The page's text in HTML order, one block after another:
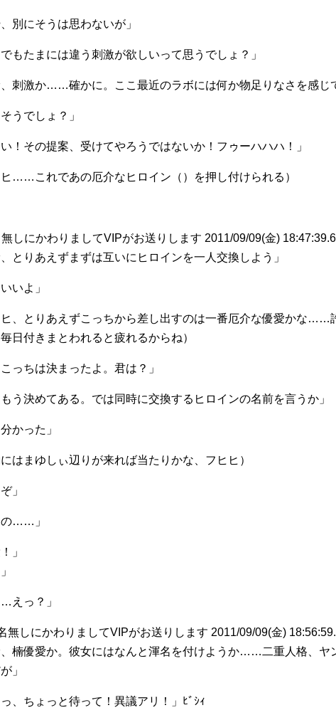
別にそうは思わないが」
もたまには違う刺激が欲しいって思うでしょ？」
刺激か……確かに。ここ最近のラボには何か物足りなさを感じ
うでしょ？」
！その提案、受けてやろうではないか！フゥーハハハ！」
……これであの厄介なヒロイン（）を押し付けられる）
しにかわりましてVIPがお送りします 2011/09/09(金)
とりあえずまずは互いにヒロインを一人交換しよう」
いよ」
、とりあえずこっちから差し出すのは一番厄介な優愛かな……
日付きまとわれると疲れるからね）
っちは決まったよ。君は？」
う決めてある。では同時に交換するヒロインの名前を言うか」
かった」
はまゆしぃ辺りが来れば当たりかな、フヒヒ）
」
の……」
」
っ？」
無しにかわりましてVIPがお送りします 2011/09/09(金)
、楠優愛か。彼女にはなんと渾名を付けようか……二重人格、
」
、ちょっと待って！異議アリ！」ﾋﾞｼｨ